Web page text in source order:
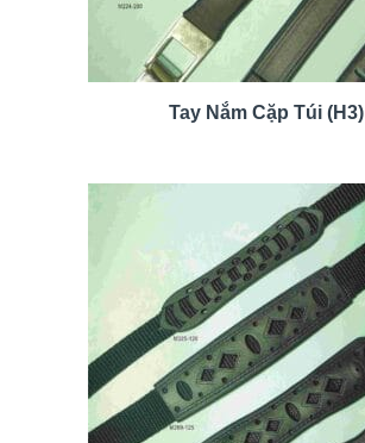
Tay Nắm Cặp Túi (H3)